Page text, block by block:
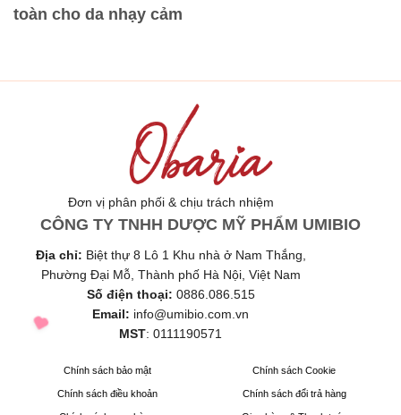
toàn cho da nhạy cảm
Đơn vị phân phối & chịu trách nhiệm
CÔNG TY TNHH DƯỢC MỸ PHẨM UMIBIO
Địa chỉ: Biệt thự 8 Lô 1 Khu nhà ở Nam Thắng,
Phường Đại Mỗ, Thành phố Hà Nội, Việt Nam
Số điện thoại: 0886.086.515
Email: info@umibio.com.vn
MST: 0111190571
Chính sách bảo mật Chính sách Cookie
Chính sách điều khoản Chính sách đổi trả hàng